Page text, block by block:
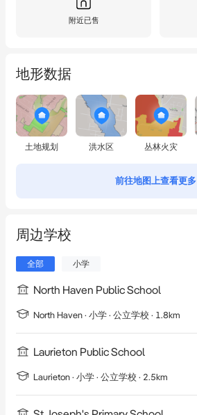
附近已售
地形数据
土地规划 洪水区 丛林火灾
前往地图上查看更多
周边学校
全部 小学
North Haven Public School
North Haven · 小学 · 公立学校 · 1.8km
Laurieton Public School
Laurieton · 小学 · 公立学校 · 2.5km